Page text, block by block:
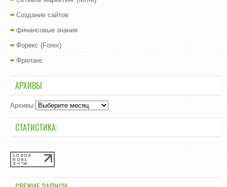
Создание сайтов
финансовые знания
Форекс (Forex)
Фриланс
АРХИВЫ
Архивы
СТАТИСТИКА: